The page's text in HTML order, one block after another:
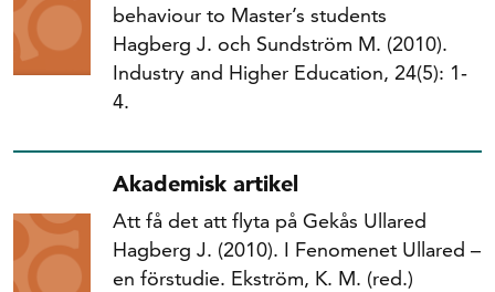
behaviour to Master’s students
Hagberg J. och Sundström M. (2010).
Industry and Higher Education, 24(5): 1‐
4.
Akademisk artikel
Att få det att flyta på Gekås Ullared
Hagberg J. (2010). I Fenomenet Ullared –
en förstudie. Ekström, K. M. (red.)